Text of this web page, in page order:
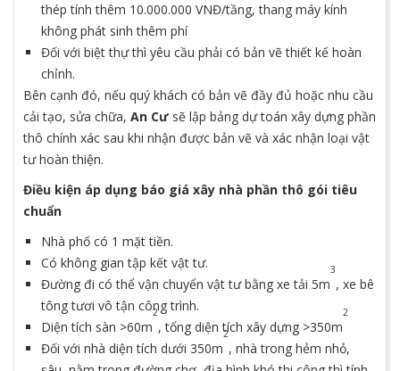
thép tính thêm 10.000.000 VNĐ/tầng, thang máy kính
không phát sinh thêm phí
Đối với biệt thự thì yêu cầu phải có bản vẽ thiết kế hoàn
chỉnh.
Bên cạnh đó, nếu quý khách có bản vẽ đầy đủ hoặc nhu cầu
cải tạo, sửa chữa, An Cư sẽ lập bảng dự toán xây dựng phần
thô chính xác sau khi nhận được bản vẽ và xác nhận loại vật
tư hoàn thiện.
Điều kiện áp dụng báo giá xây nhà phần thô gói tiêu
chuẩn
Nhà phố có 1 mặt tiền.
Có không gian tập kết vật tư.
Đường đi có thể vận chuyển vật tư bằng xe tải 5m
3
, xe bê
tông tươi vô tận công trình.
Diện tích sàn >60m
2
, tổng diện tích xây dựng >350m
2
Đối với nhà diện tích dưới 350m
2
, nhà trong hẻm nhỏ,